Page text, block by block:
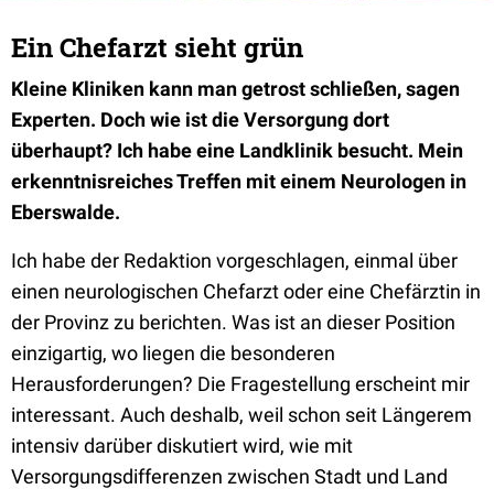
Ein Chefarzt sieht grün
Kleine Kliniken kann man getrost schließen, sagen
Experten. Doch wie ist die Versorgung dort
überhaupt? Ich habe eine Landklinik besucht. Mein
erkenntnisreiches Treffen mit einem Neurologen in
Eberswalde.
Ich habe der Redaktion vorgeschlagen, einmal über
einen neurologischen Chefarzt oder eine Chefärztin in
der Provinz zu berichten. Was ist an dieser Position
einzigartig, wo liegen die besonderen
Herausforderungen? Die Fragestellung erscheint mir
interessant. Auch deshalb, weil schon seit Längerem
intensiv darüber diskutiert wird, wie mit
Versorgungsdifferenzen zwischen Stadt und Land